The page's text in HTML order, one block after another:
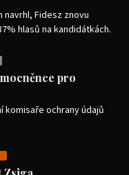
Fidesz znovu
hlasů na kandidátkách.
pro
komisaře ochrany údajů